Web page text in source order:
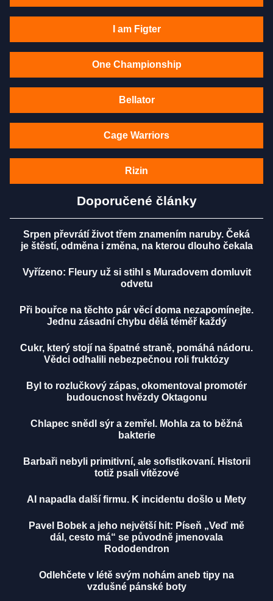
I am Figter
One Championship
Bellator
Cage Warriors
Rizin
Doporučené články
Srpen převrátí život třem znamením naruby. Čeká
je štěstí, odměna i změna, na kterou dlouho čekala
Vyřízeno: Fleury už si stihl s Muradovem domluvit
odvetu
Při bouřce na těchto pár věcí doma nezapomínejte.
Jednu zásadní chybu dělá téměř každý
Cukr, který stojí na špatné straně, pomáhá nádoru.
Vědci odhalili nebezpečnou roli fruktózy
Byl to rozlučkový zápas, okomentoval promotér
budoucnost hvězdy Oktagonu
Chlapec snědl sýr a zemřel. Mohla za to běžná
bakterie
Barbaři nebyli primitivní, ale sofistikovaní. Historii
totiž psali vítězové
AI napadla další firmu. K incidentu došlo u Mety
Pavel Bobek a jeho největší hit: Píseň „Veď mě
dál, cesto má“ se původně jmenovala
Rododendron
Odlehčete v létě svým nohám aneb tipy na
vzdušné pánské boty